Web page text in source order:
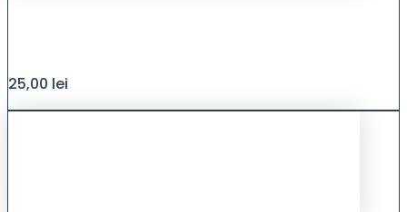
25,00 lei